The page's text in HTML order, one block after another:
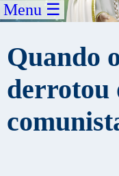
Menu ☰
Quando
derrotou